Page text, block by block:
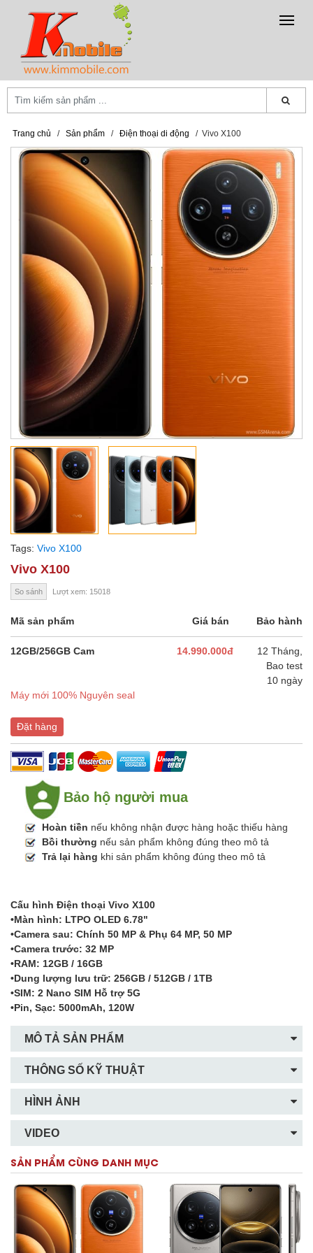
Trang chủ / Sản phẩm / Điện thoại di động / Vivo X100
Tags: Vivo X100
Vivo X100
So sánh Lượt xem: 15018
Mã sản phẩm Giá bán Bảo hành
12GB/256GB Cam 14.990.000đ
12 Tháng,
Bao test
10 ngày
Máy mới 100% Nguyên seal
Đặt hàng
Bảo hộ người mua
Hoàn tiền nếu không nhận được hàng hoặc thiếu hàng
Bồi thường nếu sản phẩm không đúng theo mô tả
Trả lại hàng khi sản phẩm không đúng theo mô tả
Cấu hình Điện thoại Vivo X100
•Màn hình: LTPO OLED 6.78"
•Camera sau: Chính 50 MP & Phụ 64 MP, 50 MP
•Camera trước: 32 MP
•RAM: 12GB / 16GB
•Dung lượng lưu trữ: 256GB / 512GB / 1TB
•SIM: 2 Nano SIM Hỗ trợ 5G
•Pin, Sạc: 5000mAh, 120W
MÔ TẢ SẢN PHẨM
THÔNG SỐ KỸ THUẬT
HÌNH ẢNH
VIDEO
SẢN PHẨM CÙNG DANH MỤC